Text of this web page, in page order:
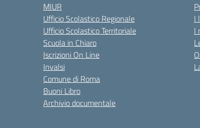
MIUR
Ufficio Scolastico Regionale
Ufficio Scolastico Territoriale
Scuola in Chiaro
Iscrizioni On Line
Invalsi
Comune di Roma
Buoni Libro
Archivio documentale
I
I